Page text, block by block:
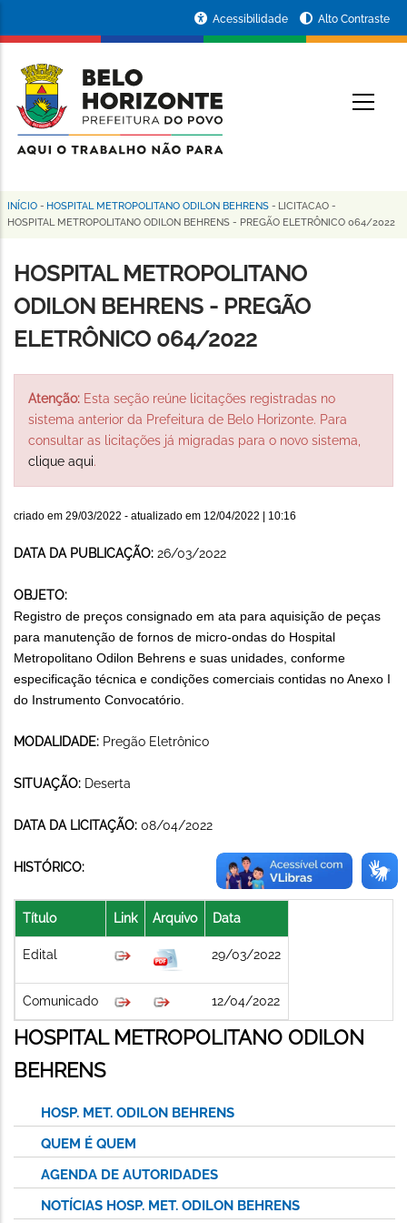
conteúdo
principal
da
Prefeitura
de
Horizonte
Acessibilidade Alto Contraste
Trilha
navegação
INÍCIO - HOSPITAL METROPOLITANO ODILON BEHRENS - LICITACAO -
HOSPITAL METROPOLITANO ODILON BEHRENS - PREGÃO ELETRÔNICO 064/2022
HOSPITAL METROPOLITANO
ODILON BEHRENS - PREGÃO
ELETRÔNICO 064/2022
Atenção: Esta seção reúne licitações registradas no
sistema anterior da Prefeitura de Belo Horizonte. Para
consultar as licitações já migradas para o novo sistema,
clique aqui.
criado em 29/03/2022 - atualizado em 12/04/2022 | 10:16
DATA DA PUBLICAÇÃO: 26/03/2022
OBJETO:
Registro de preços consignado em ata para aquisição de peças
para manutenção de fornos de micro-ondas do Hospital
Metropolitano Odilon Behrens e suas unidades, conforme
especificação técnica e condições comerciais contidas no Anexo I
do Instrumento Convocatório.
MODALIDADE: Pregão Eletrônico
SITUAÇÃO: Deserta
DATA DA LICITAÇÃO: 08/04/2022
HISTÓRICO:
Título Link Arquivo Data
Edital 29/03/2022
Comunicado 12/04/2022
HOSPITAL METROPOLITANO ODILON
BEHRENS
HOSP. MET. ODILON BEHRENS
QUEM É QUEM
AGENDA DE AUTORIDADES
NOTÍCIAS HOSP. MET. ODILON BEHRENS